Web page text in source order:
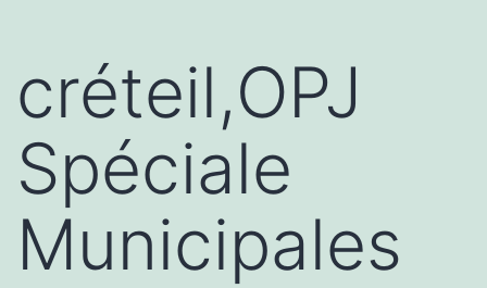
créteil,OPJ
Spéciale
Municipales